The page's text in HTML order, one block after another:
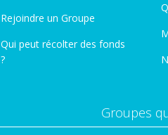
Rejoindre un Groupe
Qui peut récolter des fonds
?
Groupes